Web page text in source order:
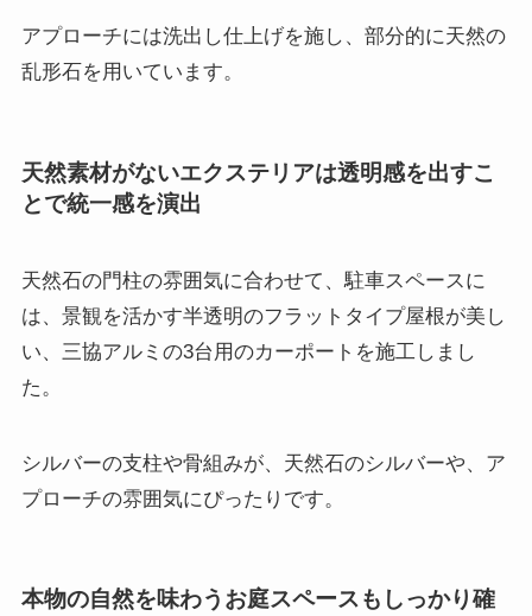
アプローチには洗出し仕上げを施し、部分的に天然の
乱形石を用いています。
天然素材がないエクステリアは透明感を出すこ
とで統一感を演出
天然石の門柱の雰囲気に合わせて、駐車スペースに
は、景観を活かす半透明のフラットタイプ屋根が美し
い、三協アルミの3台用のカーポートを施工しまし
た。
シルバーの支柱や骨組みが、天然石のシルバーや、ア
プローチの雰囲気にぴったりです。
本物の自然を味わうお庭スペースもしっかり確